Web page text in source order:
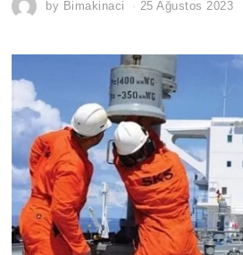
by Bimakinaci 25 Ağustos 2023